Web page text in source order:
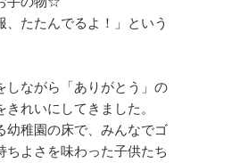
、たたんでるよ！」という
ながら「ありがとう」の
れいにしてきました。
幼稚園の床で、みんなでゴ
ちよさを味わった子供たち